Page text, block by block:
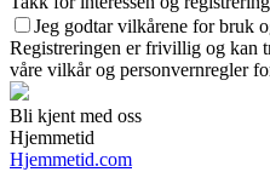
Jeg godtar vilkårene for bruk
Registreringen er frivillig og kan
våre vilkår og personvernregler
Bli kjent med oss
Hjemmetid
Hjemmetid.com